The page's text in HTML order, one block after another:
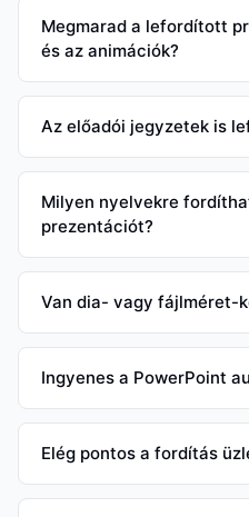
Megmarad a lefordított
és az animációk?
Az előadói jegyzetek is
Milyen nyelvekre
prezentációt?
Van dia- vagy fájlméret-
Ingyenes a PowerPoint
Elég pontos a fordítás